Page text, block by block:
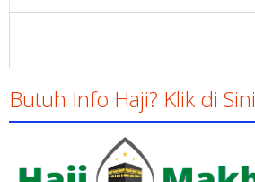
Butuh Info Haji? Klik di Sini